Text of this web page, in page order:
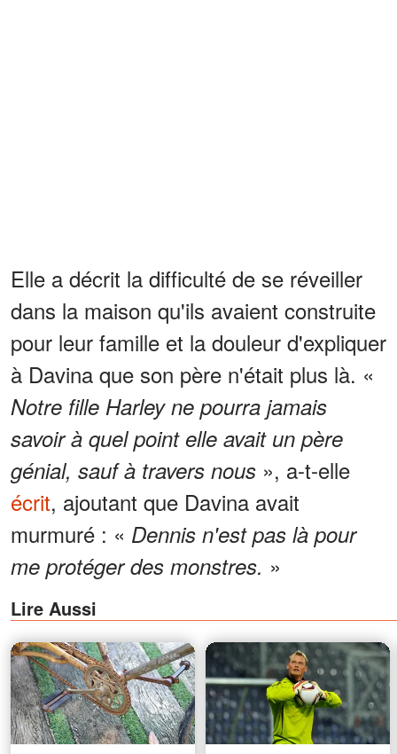
Elle a décrit la difficulté de se réveiller
dans la maison qu'ils avaient construite
pour leur famille et la douleur d'expliquer
à Davina que son père n'était plus là. «
Notre fille Harley ne pourra jamais
savoir à quel point elle avait un père
génial, sauf à travers nous », a-t-elle
écrit, ajoutant que Davina avait
murmuré : « Dennis n'est pas là pour
me protéger des monstres. »
Lire Aussi